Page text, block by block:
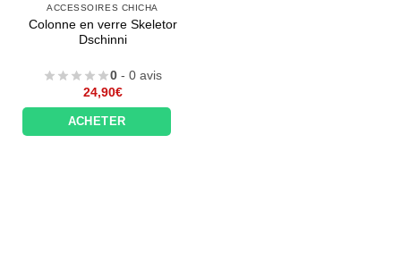
ACCESSOIRES CHICHA
Colonne en verre Skeletor
Dschinni
0 - 0 avis
24,90€
ACHETER